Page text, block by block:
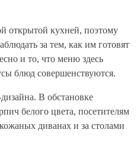
открытой кухней, поэтому
за тем, как им готовят
и то, что меню здесь
блюд совершенствуются.
В обстановке
белого цвета, посетителям
диванах и за столами